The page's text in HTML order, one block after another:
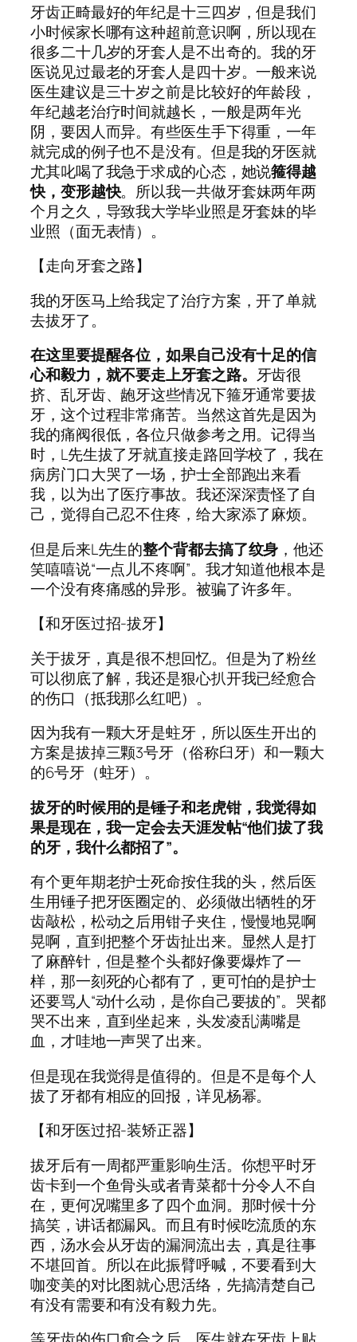
牙齿正畸最好的年纪是十三四岁，但是我们
小时候家长哪有这种超前意识啊，所以现在
很多二十几岁的牙套人是不出奇的。我的牙
医说见过最老的牙套人是四十岁。一般来说
医生建议是三十岁之前是比较好的年龄段，
年纪越老治疗时间就越长，一般是两年光
阴，要因人而异。有些医生手下得重，一年
就完成的例子也不是没有。但是我的牙医就
尤其叱喝了我急于求成的心态，她说箍得越
快，变形越快。所以我一共做牙套妹两年两
个月之久，导致我大学毕业照是牙套妹的毕
业照（面无表情）。
【走向牙套之路】
我的牙医马上给我定了治疗方案，开了单就
去拔牙了。
在这里要提醒各位，如果自己没有十足的信
心和毅力，就不要走上牙套之路。 牙齿很
挤、乱牙齿、龅牙这些情况下箍牙通常要拔
牙，这个过程非常痛苦。当然这首先是因为
我的痛阀很低，各位只做参考之用。记得当
时，L先生拔了牙就直接走路回学校了，我在
病房门口大哭了一场，护士全部跑出来看
我，以为出了医疗事故。我还深深责怪了自
己，觉得自己忍不住疼，给大家添了麻烦。
但是后来L先生的整个背都去搞了纹身 ，他还
笑嘻嘻说“一点儿不疼啊”。我才知道他根本是
一个没有疼痛感的异形。被骗了许多年。
【和牙医过招-拔牙】
关于拔牙，真是很不想回忆。但是为了粉丝
可以彻底了解，我还是狠心扒开我已经愈合
的伤口（抵我那么红吧）。
因为我有一颗大牙是蛀牙，所以医生开出的
方案是拔掉三颗3号牙（俗称臼牙）和一颗大
的6号牙（蛀牙）。
拔牙的时候用的是锤子和老虎钳，我觉得如
果是现在，我一定会去天涯发帖“他们拔了我
的牙，我什么都招了”。
有个更年期老护士死命按住我的头，然后医
生用锤子把牙医圈定的、必须做出牺牲的牙
齿敲松，松动之后用钳子夹住，慢慢地晃啊
晃啊，直到把整个牙齿扯出来。显然人是打
了麻醉针，但是整个头都好像要爆炸了一
样，那一刻死的心都有了，更可怕的是护士
还要骂人“动什么动，是你自己要拔的”。哭都
哭不出来，直到坐起来，头发凌乱满嘴是
血，才哇地一声哭了出来。
但是现在我觉得是值得的。但是不是每个人
拔了牙都有相应的回报，详见杨幂。
【和牙医过招-装矫正器】
拔牙后有一周都严重影响生活。你想平时牙
齿卡到一个鱼骨头或者青菜都十分令人不自
在，更何况嘴里多了四个血洞。那时候十分
搞笑，讲话都漏风。而且有时候吃流质的东
西，汤水会从牙齿的漏洞流出去，真是往事
不堪回首。所以在此振臂呼喊，不要看到大
咖变美的对比图就心思活络，先搞清楚自己
有没有需要和有没有毅力先。